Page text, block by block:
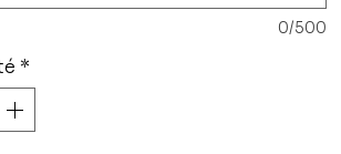
0/500
*